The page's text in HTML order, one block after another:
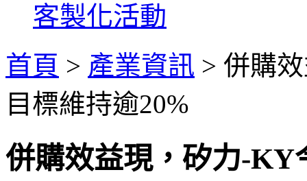
客製化活動
首頁 > 產業資訊 > 併購
目標維持逾20%
併購效益現，矽力-KY